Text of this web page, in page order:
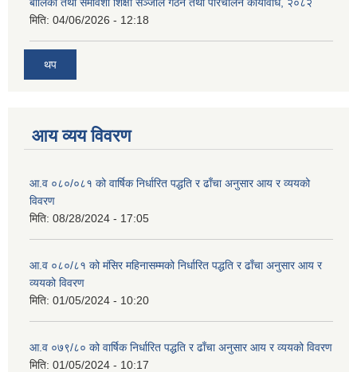
मिति: 04/06/2026 - 12:18
थप
आय व्यय विवरण
आ.व ०८०/०८१ को वार्षिक निर्धारित पद्धति र ढाँचा अनुसार आय र व्ययको
विवरण
मिति: 08/28/2024 - 17:05
आ.व ०८०/८१ को मंसिर महिनासम्मको निर्धारित पद्धति र ढाँचा अनुसार आय र
व्ययको विवरण
मिति: 01/05/2024 - 10:20
आ.व ०७९/८० को वार्षिक निर्धारित पद्धति र ढाँचा अनुसार आय र व्ययको विवरण
मिति: 01/05/2024 - 10:17